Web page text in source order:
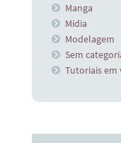
Manga
Midia
Modelagem
Sem
Tutoriais em